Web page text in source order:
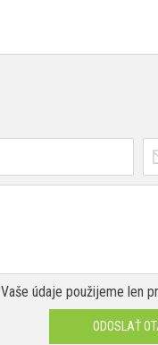
Vaše údaje použijeme len
ODOSLAŤ